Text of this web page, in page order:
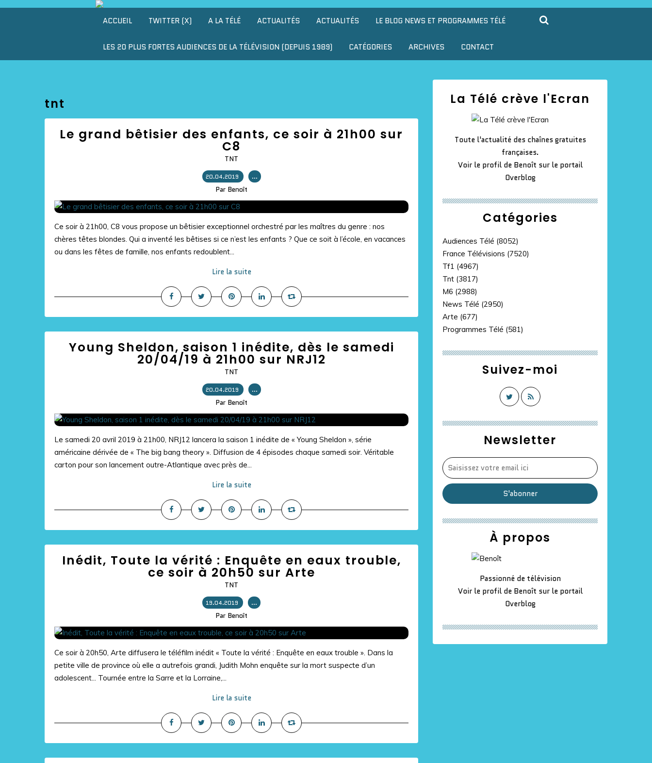
ACCUEIL TWITTER (X) A LA TÉLÉ ACTUALITÉS ACTUALITÉS LE BLOG NEWS ET PROGRAMMES TÉLÉ
LES 20 PLUS FORTES AUDIENCES DE LA TÉLÉVISION (DEPUIS 1989) CATÉGORIES ARCHIVES CONTACT
tnt
Le grand bêtisier des enfants, ce soir à 21h00 sur
C8
TNT
20.04.2019 …
Par Benoît
Ce soir à 21h00, C8 vous propose un bêtisier exceptionnel orchestré par les maîtres du genre : nos
chères têtes blondes. Qui a inventé les bêtises si ce n’est les enfants ? Que ce soit à l’école, en vacances
ou dans les fêtes de famille, nos enfants redoublent...
Lire la suite
Young Sheldon, saison 1 inédite, dès le samedi
20/04/19 à 21h00 sur NRJ12
TNT
20.04.2019 …
Par Benoît
Le samedi 20 avril 2019 à 21h00, NRJ12 lancera la saison 1 inédite de « Young Sheldon », série
américaine dérivée de « The big bang theory ». Diffusion de 4 épisodes chaque samedi soir. Véritable
carton pour son lancement outre-Atlantique avec près de...
Lire la suite
Inédit, Toute la vérité : Enquête en eaux trouble,
ce soir à 20h50 sur Arte
TNT
19.04.2019 …
Par Benoît
Ce soir à 20h50, Arte diffusera le téléfilm inédit « Toute la vérité : Enquête en eaux trouble ». Dans la
petite ville de province où elle a autrefois grandi, Judith Mohn enquête sur la mort suspecte d’un
adolescent... Tournée entre la Sarre et la Lorraine,...
Lire la suite
Newsletter
Catégories
Audiences Télé (8052)
France Télévisions (7520)
Tf1 (4967)
Tnt (3817)
M6 (2988)
News Télé (2950)
Arte (677)
Programmes Télé (581)
La Télé crève l'Ecran
Toute l'actualité des chaînes gratuites
françaises.
Voir le profil de Benoît sur le portail
Overblog
Suivez-moi
À propos
Passionné de télévision
Voir le profil de Benoît sur le portail
Overblog